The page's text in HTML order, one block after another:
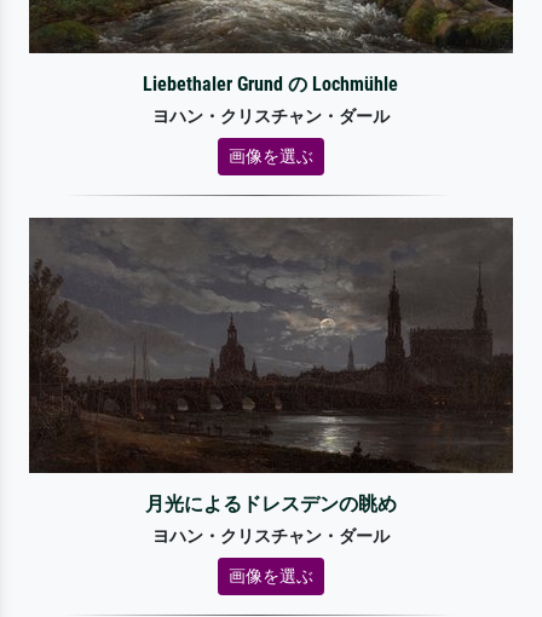
Liebethaler Grund の Lochmühle
ヨハン・クリスチャン・ダール
画像を選ぶ
月光によるドレスデンの眺め
ヨハン・クリスチャン・ダール
画像を選ぶ